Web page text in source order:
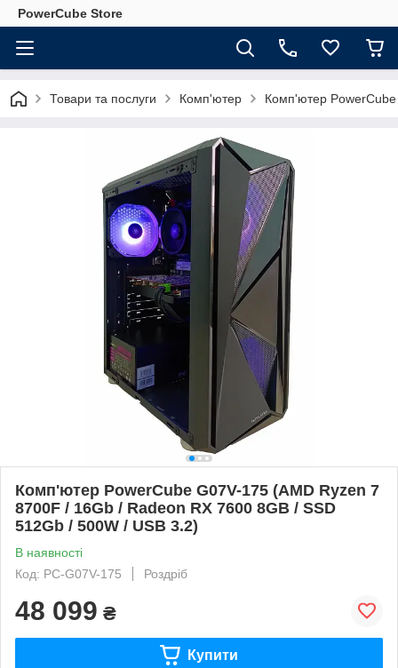
PowerCube Store
Товари та послуги Комп'ютер Комп'ютер
Комп'ютер PowerCube G07V-175 (AMD Ryzen 7
8700F / 16Gb / Radeon RX 7600 8GB / SSD
512Gb / 500W / USB 3.2)
В наявності
Код: PC-G07V-175
Роздріб
48 099 ₴
Купити